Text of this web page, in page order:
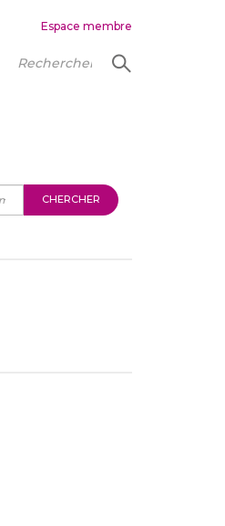
Espace membre
CHERCHER